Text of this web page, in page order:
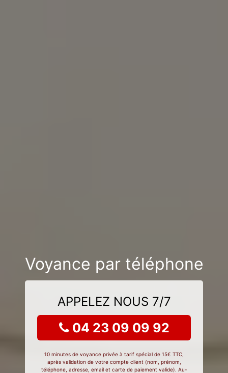
Voyance par téléphone
APPELEZ NOUS 7/7
04 23 09 09 92
10 minutes de voyance privée à tarif spécial de 15€ TTC,
après validation de votre compte client (nom, prénom,
téléphone, adresse, email et carte de paiement valide). Au-